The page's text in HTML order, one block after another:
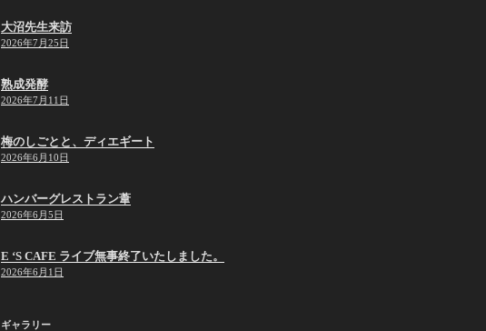
大沼先生来訪
2026年7月25日
熟成発酵
2026年7月11日
梅のしごとと、ディエギート
2026年6月10日
ハンバーグレストラン葦
2026年6月5日
E ‘S CAFE ライブ無事終了いたしました。
2026年6月1日
ギャラリー